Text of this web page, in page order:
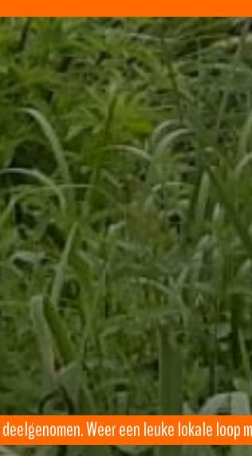
Weer een leuke lokale loop